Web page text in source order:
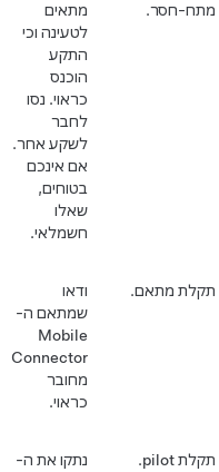
חסר.
מתאים
לטעינה וכי
התקע
הוכנס
כראוי. נסו
לחבר
לשקע אחר.
אם אינכם
בטוחים,
חשמלאי.
מתאם.
שמתאם ה-
Mobile
Connector
מחובר
כראוי.
תקלת pilot.
נתקו את ה-